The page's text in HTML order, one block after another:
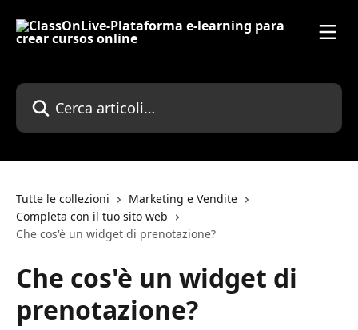
Cerca articoli…
Tutte le collezioni
Marketing e Vendite
Completa con il tuo sito web
Che cos'è un widget di prenotazione?
Che cos'è un widget di
prenotazione?